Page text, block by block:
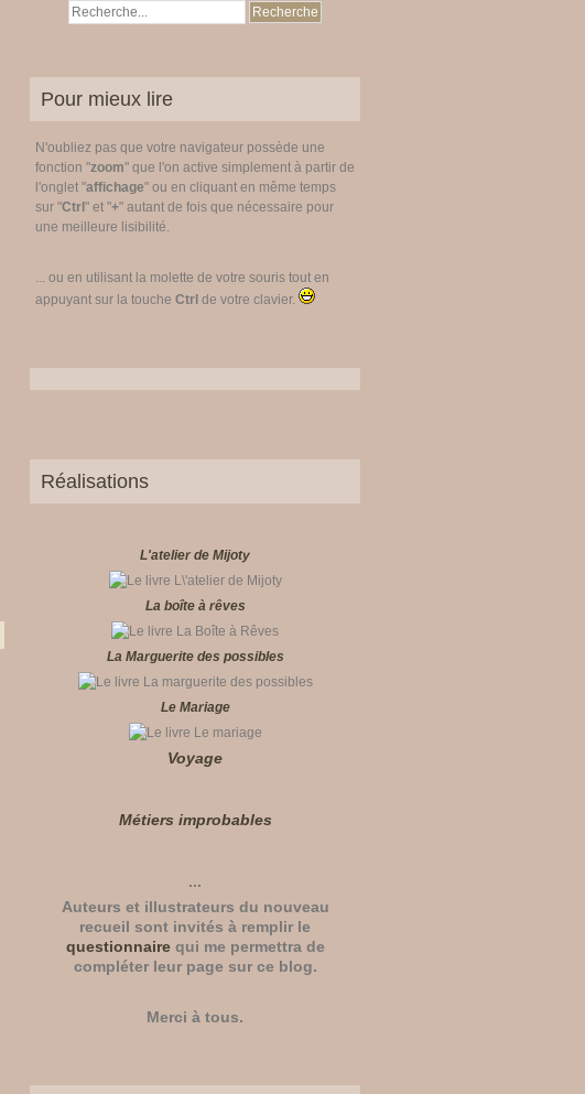
Pour mieux lire
N'oubliez pas que votre navigateur possède une
fonction "zoom" que l'on active simplement à partir de
l'onglet "affichage" ou en cliquant en même temps
sur "Ctrl " et "+" autant de fois que nécessaire pour
une meilleure lisibilité.
... ou en utilisant la molette de votre souris tout en
appuyant sur la touche Ctrl de votre clavier.
Réalisations
L'atelier de Mijoty
La boîte à rêves
La Marguerite des possibles
Le Mariage
Voyage
Métiers improbables
...
Auteurs et illustrateurs du nouveau
recueil sont invités à remplir le
questionnairequi me permettra de
compléter leur page sur ce blog.
Merci à tous.